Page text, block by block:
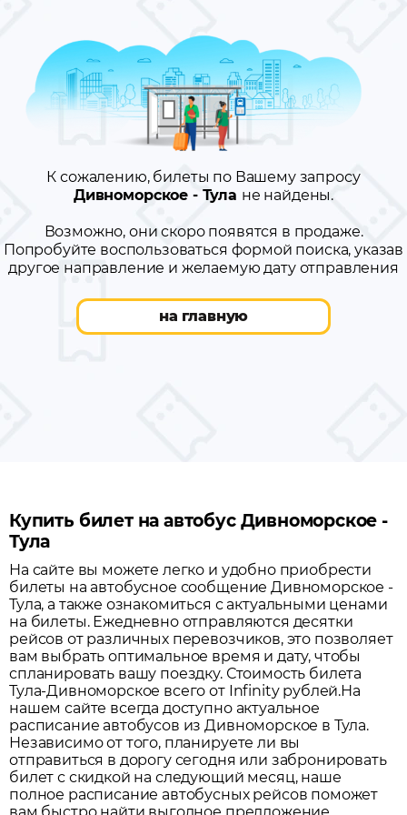
К сожалению, билеты по Вашему запросу
Дивноморское - Тула не найдены.
Возможно, они скоро появятся в продаже.
Попробуйте воспользоваться формой поиска, указав
другое направление и желаемую дату отправления
на главную
Купить билет на автобус Дивноморское -
Тула
На сайте вы можете легко и удобно приобрести
билеты на автобусное сообщениеДивноморское -
Тула, а также ознакомиться с актуальными ценами
на билеты. Ежедневно отправляются десятки
рейсов от различных перевозчиков, это позволяет
вам выбрать оптимальное время и дату, чтобы
спланировать вашу поездку. Стоимость билета
Тула-Дивноморское всего от Infinity рублей.На
нашем сайте всегда доступно актуальное
расписание автобусов изДивноморское в Тула.
Независимо от того, планируете ли вы
отправиться в дорогу сегодня или забронировать
билет с скидкой на следующий месяц, наше
полное расписание автобусных рейсов поможет